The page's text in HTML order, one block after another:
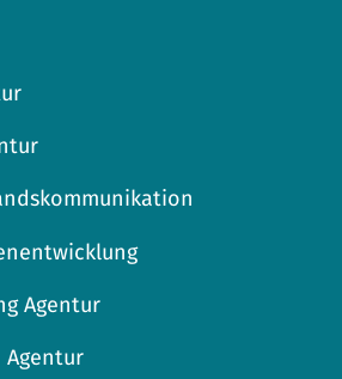
Agentur
Agentur